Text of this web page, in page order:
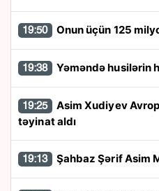
19:50 Onun üçün 125
19:38 Yəməndə husilərin
19:25
təyinat aldı
19:13 Şahbaz Şərif Asim